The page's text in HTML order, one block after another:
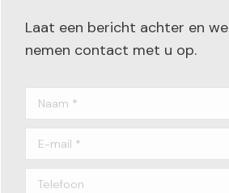
Laat een bericht achter en we
nemen contact met u op.
Naam *
E-mail *
Telefoon